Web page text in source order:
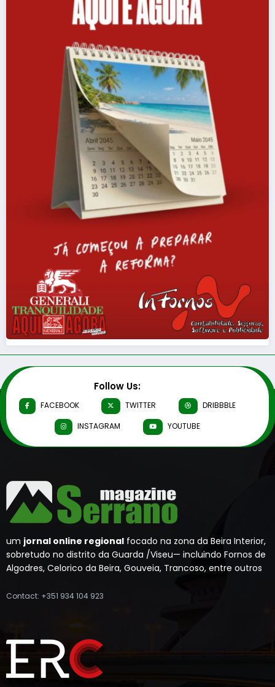
Follow Us:
FACEBOOK TWITTER
DRIBBBLE
INSTAGRAM
YOUTUBE
um jornal online regional focado na zona da Beira Interior,
sobretudo no distrito da Guarda /Viseu— incluindo Fornos de
Algodres, Celorico da Beira, Gouveia, Trancoso, entre outros
Contact: +351 934 104 923